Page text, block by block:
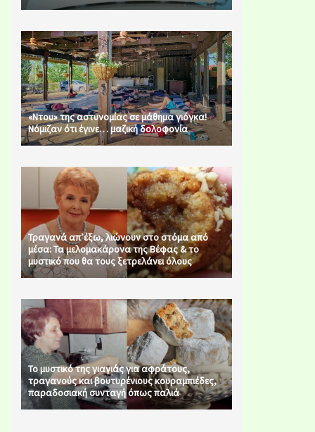
«Ντου» της αστυνομίας σε μάθημα γιόγκα!
Νόμιζαν ότι έγινε… μαζική δολοφονία
Τραγανά απ’έξω, λιώνουν στο στόμα από
μέσα: Τα μελομακάρονα της Βέφας & το
μυστικό που θα τους ξετρελάνει όλους
Το μυστικό της γιαγιάς για αφράτους,
τραγανούς και βουτυρένιους κουραμπιέδες,
παραδοσιακή συνταγή όπως παλιά